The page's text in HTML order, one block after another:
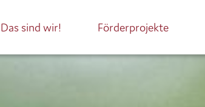
Das sind wir! Förderprojekte